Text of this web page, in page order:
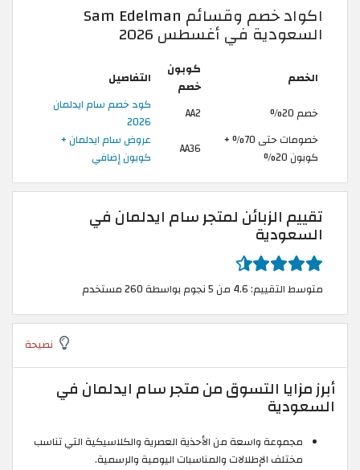
اكواد خصم وقسائم Sam Edelman
السعودية في أغسطس 2026
الخصم
كوبون
خصم
التفاصيل
خصم 20%
AA2
كود خصم سام ايدلمان
2026
خصومات حتى 70% +
كوبون 20%
AA36
عروض سام ايدلمان +
كوبون إضافي
تقييم الزبائن لمتجر سام ايدلمان في
السعودية
متوسط التقييم: 4.6 من 5 نجوم بواسطة 260 مستخدم
نصيحة
أبرز مزايا التسوق من متجر سام ايدلمان في
السعودية
مجموعة واسعة من الأحذية العصرية والكلاسيكية التي تناسب
مختلف الإطلالات والمناسبات اليومية والرسمية.